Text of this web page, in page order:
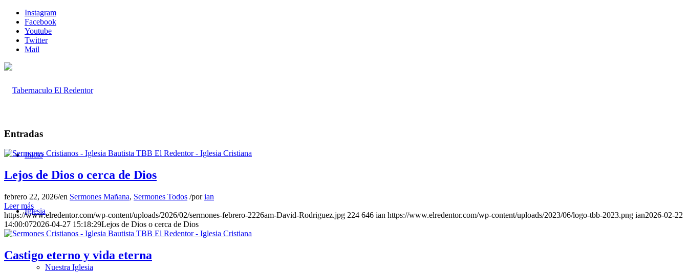
Instagram
Facebook
Youtube
Twitter
Mail
Inicio
Iglesia
Nuestra Iglesia
Entradas
Lejos de Dios o cerca de Dios
febrero 22, 2026/en Sermones Mañana, Sermones Todos /porian
Leer más
https://www.elredentor.com/wp-content/uploads/2026/02/sermones-febrero-2226am-David-Rodriguez.jpg 224 646 ian https://www.elredentor.com/wp-content/uploads/2023/06/logo-tbb-2023.png ian2026-02-22
14:00:072026-04-27 15:18:29Lejos de Dios o cerca de Dios
Castigo eterno y vida eterna